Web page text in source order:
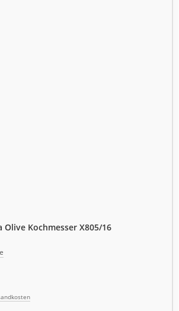
Olive Kochmesser X805/16